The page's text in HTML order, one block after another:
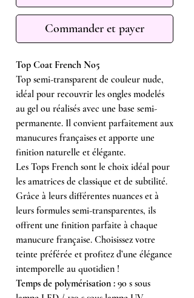
Commander et payer
Top Coat French No5
Top semi-transparent de couleur nude,
idéal pour recouvrir les ongles modelés
au gel ou réalisés avec une base semi-
permanente. Il convient parfaitement aux
manucures françaises et apporte une
finition naturelle et élégante.
Les Tops French sont le choix idéal pour
les amatrices de classique et de subtilité.
Grâce à leurs différentes nuances et à
leurs formules semi-transparentes, ils
offrent une finition parfaite à chaque
manucure française. Choisissez votre
teinte préférée et profitez d’une élégance
intemporelle au quotidien !
Temps de polymérisation : 90 s sous